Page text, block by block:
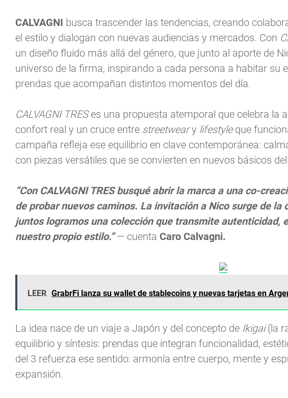
CALVAGNI busca trascender las tendencias, creando
el estilo y dialogan con nuevas audiencias y mercados. Con
un diseño fluido más allá del género, que junto al aporte de
universo de la firma, inspirando a cada persona a habitar su
prendas que acompañan distintos momentos del día.
CALVAGNI TRESes una propuesta atemporal que celebra la
confort real y un cruce entre streetweary lifestyleque
campaña refleja ese equilibrio en clave contemporánea:
con piezas versátiles que se convierten en nuevos básicos
“Con CALVAGNI TRES busqué abrir la marca a una co-
de probar nuevos caminos. La invitación a Nico surge de la
juntos logramos una colección que transmite autenticidad,
nuestro propio estilo.” — cuenta Caro Calvagni.
LEER GrabrFi lanza su wallet de stablecoins y nuevas tarjetas en
La idea nace de un viaje a Japón y del concepto de Ikigai(la
equilibrio y síntesis: prendas que integran funcionalidad,
del 3 refuerza ese sentido: armonía entre cuerpo, mente y
expansión.